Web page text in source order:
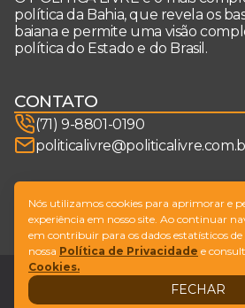
política da Bahia, que revela os
baiana e permite uma visão
política do Estado e do Brasil.
CONTATO
(71) 9-8801-0190
SIGA-NOS
Design by NVGO
LegalFale conosco
Nós utilizamos cookies para aprimorar e
experiência em nosso site. Ao continuar
em contribuir para os dados estatísticos
nossa Política de Privacidade e
Cookies.
FECHAR